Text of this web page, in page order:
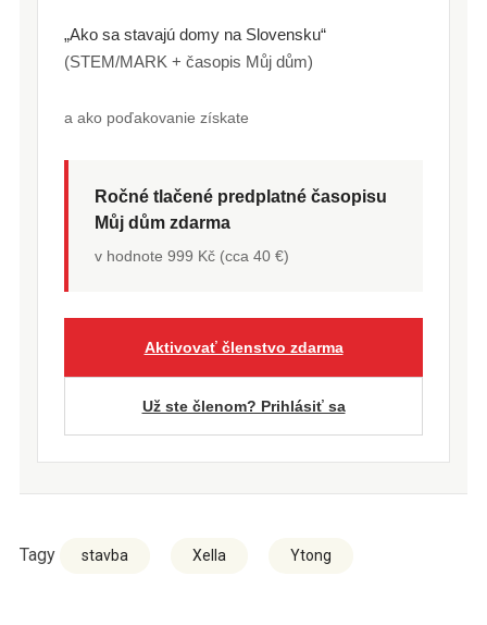
„Ako sa stavajú domy na Slovensku“
(STEM/MARK + časopis Můj dům)
a ako poďakovanie získate
Ročné tlačené predplatné časopisu
Můj dům zdarma
v hodnote 999 Kč (cca 40 €)
Aktivovať členstvo zdarma
Už ste členom? Prihlásiť sa
Tagy stavba Xella Ytong